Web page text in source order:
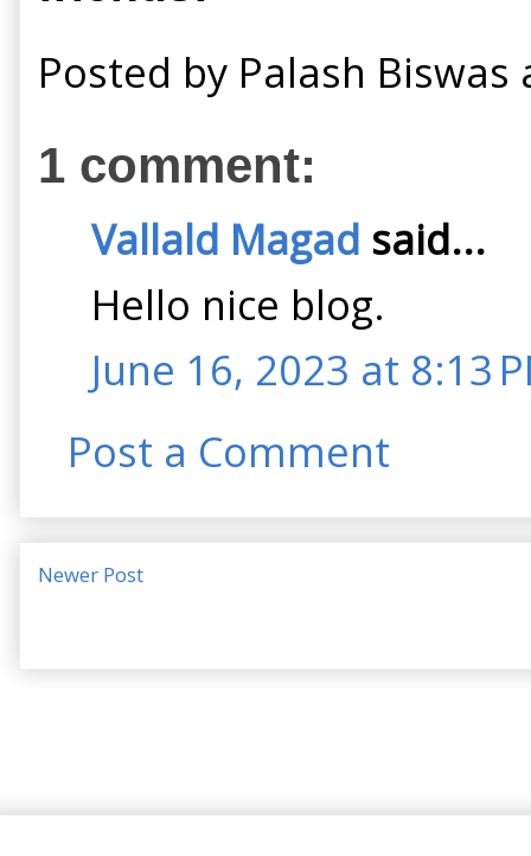
Posted by Palash Biswas
1 comment:
Vallald Magad said...
Hello nice blog.
June 16, 2023 at 8:13
Post a Comment
Newer Post